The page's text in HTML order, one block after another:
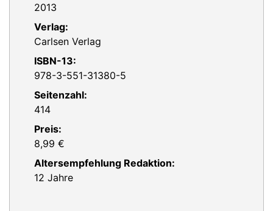
2013
Verlag:
Carlsen Verlag
ISBN-13:
978-3-551-31380-5
Seitenzahl:
414
Preis:
8,99 €
Altersempfehlung Redaktion:
12 Jahre